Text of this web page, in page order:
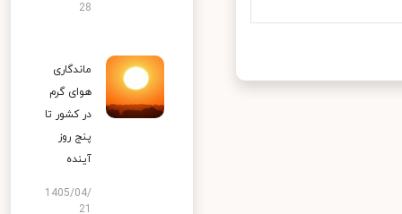
28
ماندگاری
هوای گرم
در کشور تا
پنج روز
آینده
1405/04/